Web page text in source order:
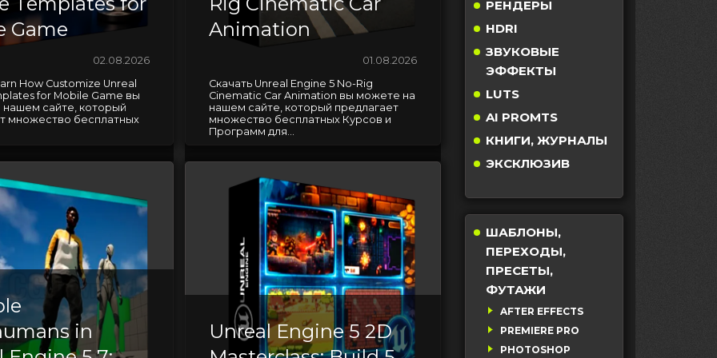
Game
02.08.2026
How Customize Unreal
for Mobile Game вы
сайте, который
множество бесплатных
Animation
01.08.2026
Скачать Unreal Engine 5 No-Rig
Cinematic Car Animation вы можете на
нашем сайте, который предлагает
множество бесплатных Курсов и
Программ для...
in
Unreal Engine 5 2D
РЕНДЕРЫ
HDRI
ЗВУКОВЫЕ
ЭФФЕКТЫ
LUTS
AI PROMTS
КНИГИ, ЖУРНАЛЫ
ЭКСКЛЮЗИВ
ШАБЛОНЫ,
ПЕРЕХОДЫ,
ПРЕСЕТЫ,
ФУТАЖИ
AFTER EFFECTS
PREMIERE PRO
PHOTOSHOP